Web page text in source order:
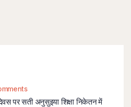
पर सती अनुसुइया शिक्षा निकेतन में